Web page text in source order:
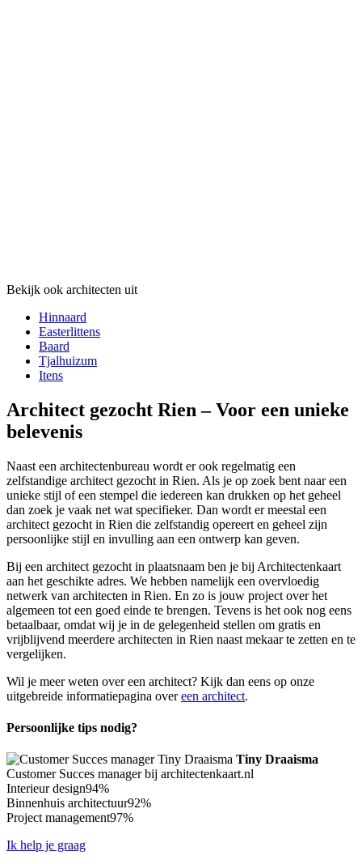
Bekijk ook architecten uit
Hinnaard
Easterlittens
Baard
Tjalhuizum
Itens
Architect gezocht Rien – Voor een unieke
belevenis
Naast een architectenbureau wordt er ook regelmatig een
zelfstandige architect gezocht in Rien. Als je op zoek bent naar een
unieke stijl of een stempel die iedereen kan drukken op het geheel
dan zoek je vaak net wat specifieker. Dan wordt er meestal een
architect gezocht in Rien die zelfstandig opereert en geheel zijn
persoonlijke stijl en invulling aan een ontwerp kan geven.
Bij een architect gezocht in plaatsnaam ben je bij Architectenkaart
aan het geschikte adres. We hebben namelijk een overvloedig
netwerk van architecten in Rien. En zo is jouw project over het
algemeen tot een goed einde te brengen. Tevens is het ook nog eens
betaalbaar, omdat wij je in de gelegenheid stellen om gratis en
vrijblijvend meerdere architecten in Rien naast mekaar te zetten en te
vergelijken.
Wil je meer weten over een architect? Kijk dan eens op onze
uitgebreide informatiepagina overeen architect.
Persoonlijke tips nodig?
Tiny Draaisma
Customer Succes manager bij architectenkaart.nl
Interieur design94%
Binnenhuis architectuur92%
Project management97%
Ik help je graag